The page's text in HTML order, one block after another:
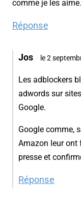
comme je les aime.
Réponse
Jos le 2
Les adblockers
adwords sur
Google.
Google comme,
Amazon leur ont
presse et
Réponse